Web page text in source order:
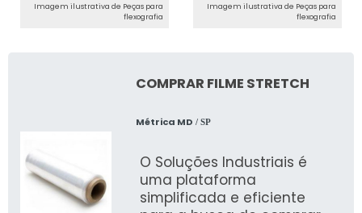
Imagem ilustrativa de Peças para
flexografia
Imagem ilustrativa de Peças para
flexografia
COMPRAR FILME STRETCH
Métrica MD / SP
O Soluções Industriais é
uma plataforma
simplificada e eficiente